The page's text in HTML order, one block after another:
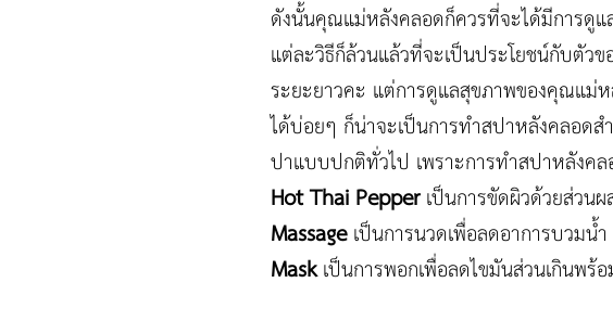
ดังนั้นคุณแม่หลังคลอดก็ควรที่จะได้มีการดู
แต่ละวิธีก็ล้วนแล้วที่จะเป็นประโยชน์กับตั
ระยะยาวคะ แต่การดูแลสุขภาพของคุณแม่
ได้บ่อยๆ ก็น่าจะเป็นการทำสปาหลังคลอ
ปาแบบปกติทั่วไป เพราะการทำสปาหลังค
Hot Thai Pepperเป็นการขัดผิวด้วยส่วนผ
Massageเป็นการนวดเพื่อลดอาการบวมน้
Maskเป็นการพอกเพื่อลดไขมันส่วนเกินพร้